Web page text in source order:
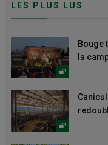
LES PLUS LUS
Bouge
la